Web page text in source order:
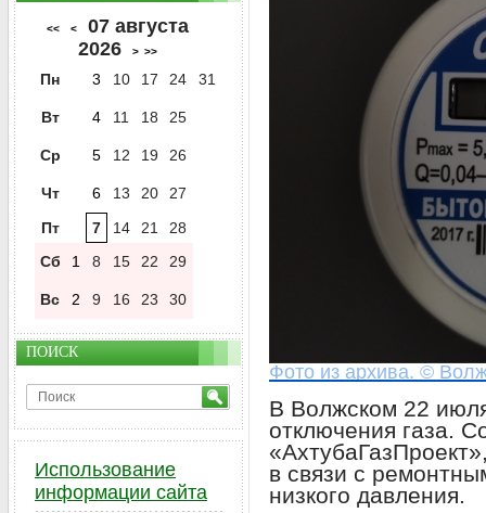
Фото из архива. ©
В Волжском 22
отключения газа.
в связи с
низкого давления.
<< <
07 августа
2026
> >>
Пн 3 10 17 24 31
Вт 4 11 18 25
Ср 5 12 19 26
Чт 6 13 20
27
Пт
7 14 21
28
Сб
1 8 15 22 29
Вс 2 9 16 23 30
ПОИСК
Использование
информации сайта